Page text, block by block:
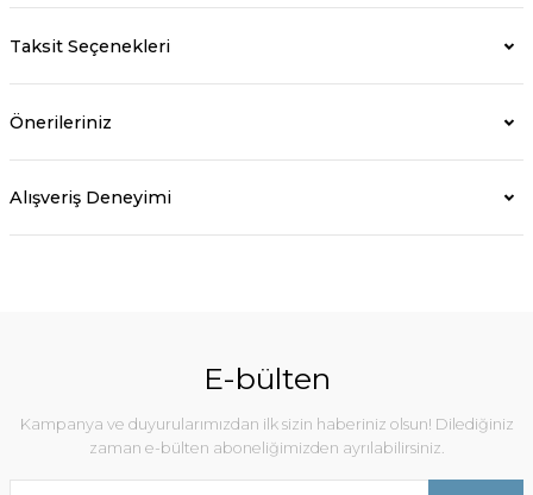
Taksit Seçenekleri
Önerileriniz
Alışveriş Deneyimi
E-bülten
Kampanya ve duyurularımızdan ilk sizin haberiniz olsun! Dilediğiniz
zaman e-bülten aboneliğimizden ayrılabilirsiniz.